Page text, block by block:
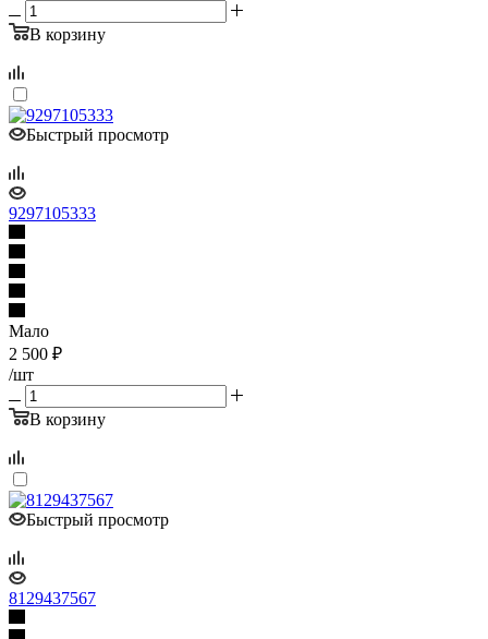
В корзину
Быстрый просмотр
9297105333
Мало
2 500 ₽
/шт
В корзину
Быстрый просмотр
8129437567